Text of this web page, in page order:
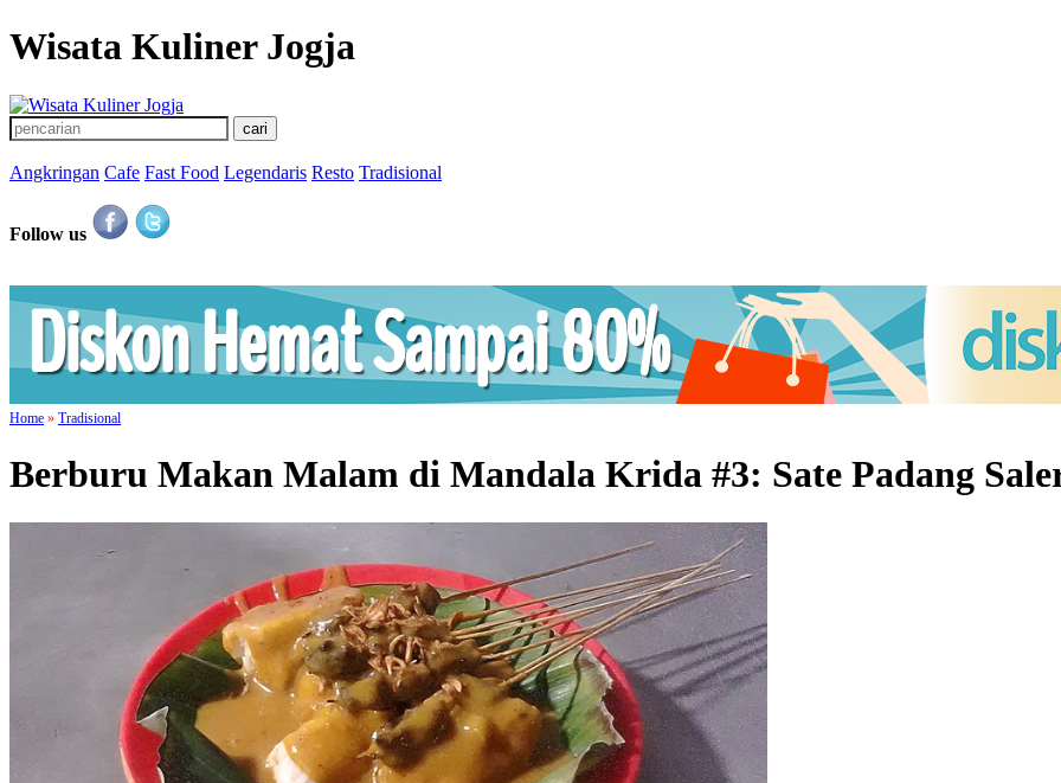
Wisata Kuliner Jogja
Angkringan Cafe Fast Food Legendaris Resto Tradisional
Follow us
Home » Tradisional
Berburu Makan Malam di Mandala Krida #3: Sate Padang